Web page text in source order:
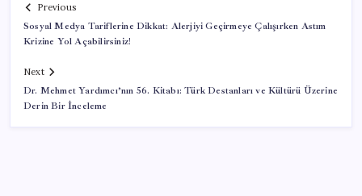
Previous
Sosyal Medya Tariflerine Dikkat: Alerjiyi Geçirmeye Çalışırken Astım
Krizine Yol Açabilirsiniz!
Next
Dr. Mehmet Yardımcı’nın 56. Kitabı: Türk Destanları ve Kültürü Üzerine
Derin Bir İnceleme